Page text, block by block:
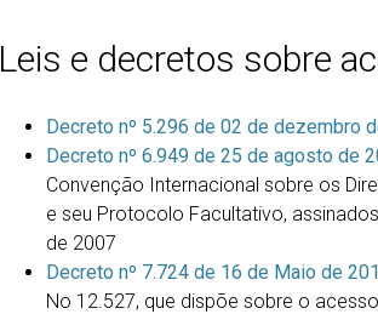
Leis e decretos sobre
Decreto nº 5.296 de 02 de dezembro
Decreto nº 6.949 de 25 de agosto de
Convenção Internacional sobre os
e seu Protocolo Facultativo,
de 2007
Decreto nº 7.724 de 16 de Maio de
No 12.527, que dispõe sobre o